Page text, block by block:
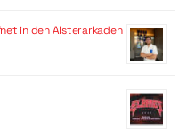
in den Alsterarkaden